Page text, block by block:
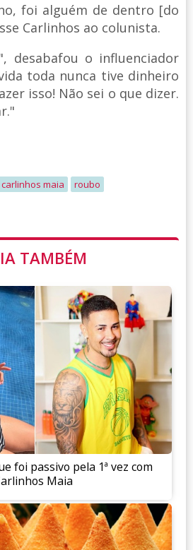
foi alguém de dentro [do
Carlinhos ao colunista.
desabafou o influenciador
toda nunca tive dinheiro
isso! Não sei o que dizer.
carlinhos maia roubo
TAMBÉM
foi passivo pela 1ª vez com
Maia